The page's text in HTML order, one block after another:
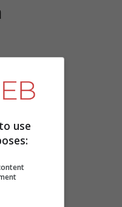
use